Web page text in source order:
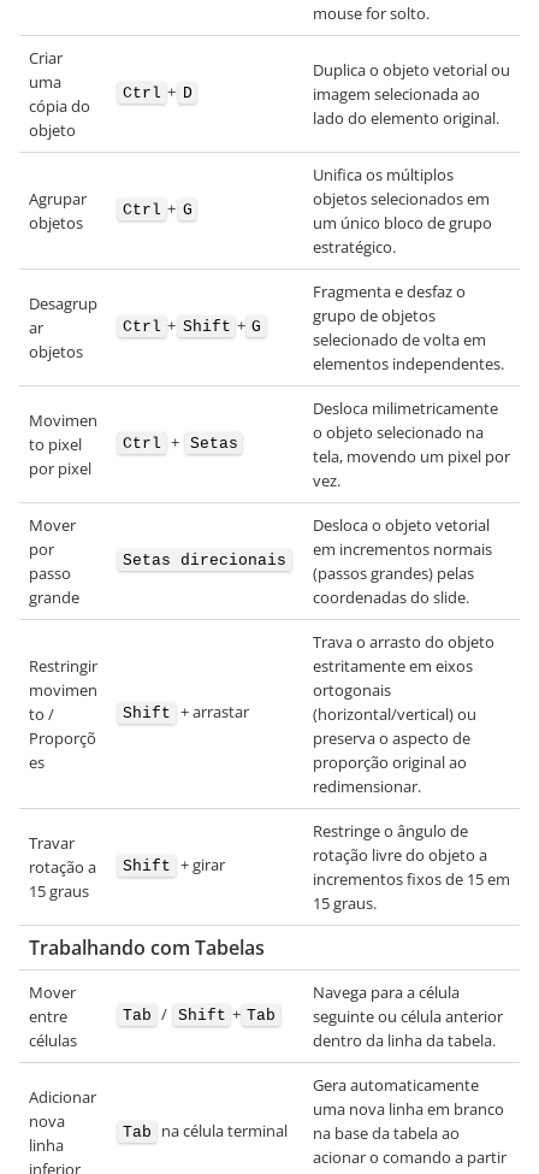
mouse for solto.
Criar
uma
cópia do
objeto
Ctrl + D
Duplica o objeto vetorial ou
imagem selecionada ao
lado do elemento original.
Agrupar
objetos
Ctrl + G
Unifica os múltiplos
objetos selecionados em
um único bloco de grupo
estratégico.
Desagrup
ar
objetos
Ctrl + Shift + G
Fragmenta e desfaz o
grupo de objetos
selecionado de volta em
elementos independentes.
Movimen
to pixel
por pixel
Ctrl + Setas
Desloca milimetricamente
o objeto selecionado na
tela, movendo um pixel por
vez.
Mover
por
passo
grande
Setas direcionais
Desloca o objeto vetorial
em incrementos normais
(passos grandes) pelas
coordenadas do slide.
Restringir
movimen
to /
Proporçõ
es
Shift + arrastar
Trava o arrasto do objeto
estritamente em eixos
ortogonais
(horizontal/vertical) ou
preserva o aspecto de
proporção original ao
redimensionar.
Travar
rotação a
15 graus
Shift + girar
Restringe o ângulo de
rotação livre do objeto a
incrementos fixos de 15 em
15 graus.
Trabalhando com Tabelas
Mover
entre
células
Tab / Shift + Tab
Navega para a célula
seguinte ou célula anterior
dentro da linha da tabela.
Adicionar
nova
linha
inferior
Tab na célula terminal
Gera automaticamente
uma nova linha em branco
na base da tabela ao
acionar o comando a partir